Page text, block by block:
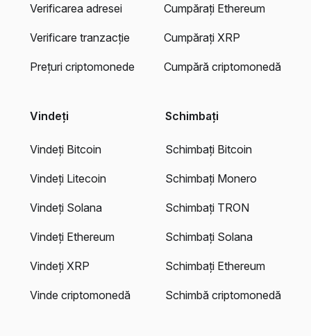
Verificarea adresei
Verificare tranzacție
Prețuri criptomonede
Cumpărați Ethereum
Cumpărați XRP
Cumpără criptomonedă
Vindeți
Vindeți Bitcoin
Vindeți Litecoin
Vindeți Solana
Vindeți Ethereum
Vindeți XRP
Vinde criptomonedă
Schimbați
Schimbați Bitcoin
Schimbați Monero
Schimbați TRON
Schimbați Solana
Schimbați Ethereum
Schimbă criptomonedă